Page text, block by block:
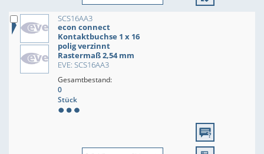
SCS16AA3
econ connect
Kontaktbuchse 1 x 16
polig verzinnt
Rastermaß 2,54 mm
EVE: SCS16AA3
Gesamtbestand:
0
Stück